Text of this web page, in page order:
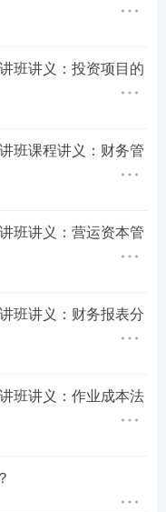
班讲义：投资项目的
班课程讲义：财务管
班讲义：营运资本管
班讲义：财务报表分
班讲义：作业成本法